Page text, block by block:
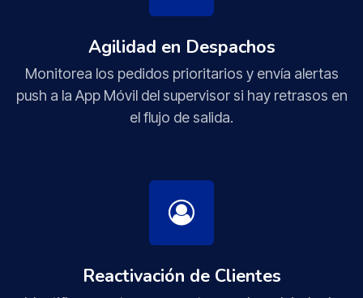
Agilidad en Despachos
Monitorea los pedidos prioritarios y envía alertas
push a la App Móvil del supervisor si hay retrasos en
el flujo de salida.
Reactivación de Clientes